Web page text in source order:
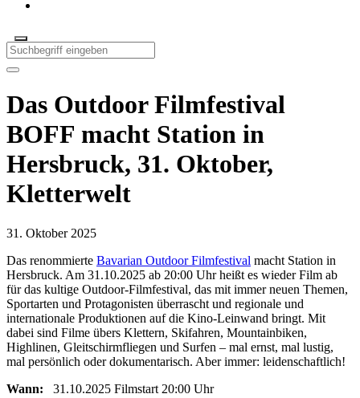
Das Outdoor Filmfestival
BOFF macht Station in
Hersbruck, 31. Oktober,
Kletterwelt
31. Oktober 2025
Das renommierte Bavarian Outdoor Filmfestival macht Station in
Hersbruck. Am 31.10.2025 ab 20:00 Uhr heißt es wieder Film ab
für das kultige Outdoor-Filmfestival, das mit immer neuen Themen,
Sportarten und Protagonisten überrascht und regionale und
internationale Produktionen auf die Kino-Leinwand bringt. Mit
dabei sind Filme übers Klettern, Skifahren, Mountainbiken,
Highlinen, Gleitschirmfliegen und Surfen – mal ernst, mal lustig,
mal persönlich oder dokumentarisch. Aber immer: leidenschaftlich!
Wann:
31.10.2025 Filmstart 20:00 Uhr